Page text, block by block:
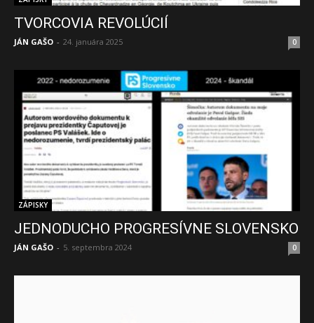
TVORCOVIA REVOLÚCIÍ
JÁN GAŠO - 24. januára 2025 0
ZÁPISKY
JEDNODUCHO PROGRESÍVNE SLOVENSKO
JÁN GAŠO - 5. septembra 2024 0